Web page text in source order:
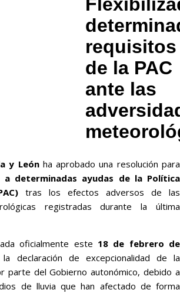
requisitos
de la PAC
ante las
y Leónha aprobado una resolución para
determinadas ayudas de la Política
tras los efectos adversos de las
registradas durante la última
oficialmente este 18 de febrero de
declaración de excepcionalidad de la
parte del Gobierno autonómico, debido a
de lluvia que han afectado de forma